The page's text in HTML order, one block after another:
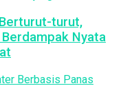
Berturut-turut,
Nyata